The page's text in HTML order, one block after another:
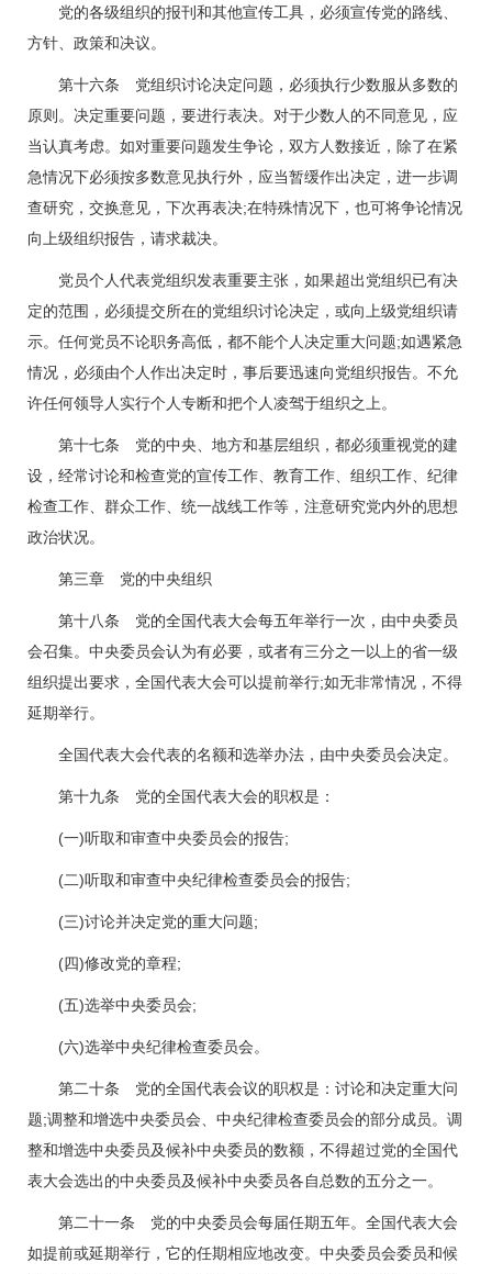
党的各级组织的报刊和其他宣传工具，必须宣传党的路线、
方针、政策和决议。
第十六条 党组织讨论决定问题，必须执行少数服从多数的
原则。决定重要问题，要进行表决。对于少数人的不同意见，应
当认真考虑。如对重要问题发生争论，双方人数接近，除了在紧
急情况下必须按多数意见执行外，应当暂缓作出决定，进一步调
查研究，交换意见，下次再表决;在特殊情况下，也可将争论情况
向上级组织报告，请求裁决。
党员个人代表党组织发表重要主张，如果超出党组织已有决
定的范围，必须提交所在的党组织讨论决定，或向上级党组织请
示。任何党员不论职务高低，都不能个人决定重大问题;如遇紧急
情况，必须由个人作出决定时，事后要迅速向党组织报告。不允
许任何领导人实行个人专断和把个人凌驾于组织之上。
第十七条 党的中央、地方和基层组织，都必须重视党的建
设，经常讨论和检查党的宣传工作、教育工作、组织工作、纪律
检查工作、群众工作、统一战线工作等，注意研究党内外的思想
政治状况。
第三章 党的中央组织
第十八条 党的全国代表大会每五年举行一次，由中央委员
会召集。中央委员会认为有必要，或者有三分之一以上的省一级
组织提出要求，全国代表大会可以提前举行;如无非常情况，不得
延期举行。
全国代表大会代表的名额和选举办法，由中央委员会决定。
第十九条 党的全国代表大会的职权是：
(一)听取和审查中央委员会的报告;
(二)听取和审查中央纪律检查委员会的报告;
(三)讨论并决定党的重大问题;
(四)修改党的章程;
(五)选举中央委员会;
(六)选举中央纪律检查委员会。
第二十条 党的全国代表会议的职权是：讨论和决定重大问
题;调整和增选中央委员会、中央纪律检查委员会的部分成员。调
整和增选中央委员及候补中央委员的数额，不得超过党的全国代
表大会选出的中央委员及候补中央委员各自总数的五分之一。
第二十一条 党的中央委员会每届任期五年。全国代表大会
如提前或延期举行，它的任期相应地改变。中央委员会委员和候